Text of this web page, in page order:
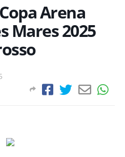
Arena
Mares 2025